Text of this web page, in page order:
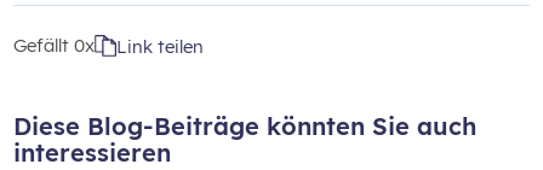
Gefällt0x Link teilen
Diese Blog-Beiträge könnten Sie auch
interessieren